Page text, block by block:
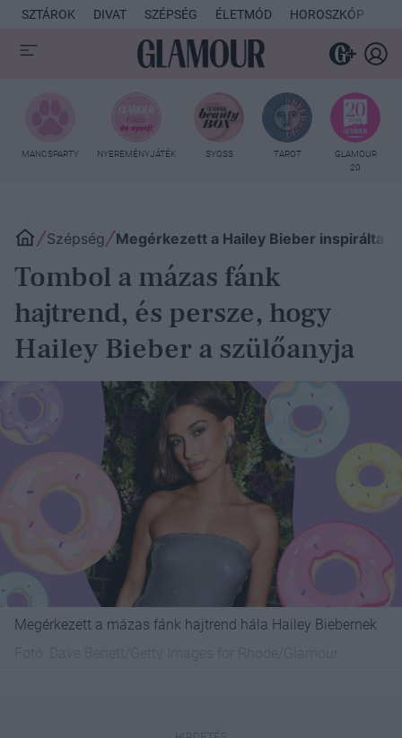
SZTÁROK DIVAT SZÉPSÉG ÉLETMÓD HOROSZKÓP
MANCSPARTY NYEREMÉNYJÁTÉK SYOSS TAROT
GLAMOUR
20
Szépség Megérkezett a Hailey Bieber inspirálta
Tombol a mázas fánk
hajtrend, és persze, hogy
Hailey Bieber a szülőanyja
Megérkezett a mázas fánk hajtrend hála Hailey Biebernek